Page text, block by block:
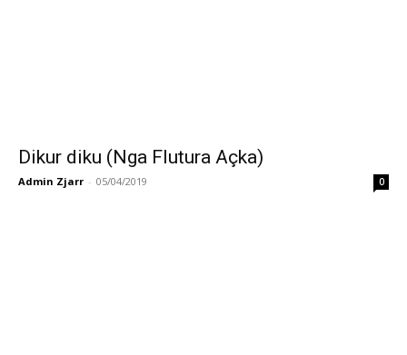
Dikur diku (Nga Flutura Açka)
Admin Zjarr - 05/04/2019 0